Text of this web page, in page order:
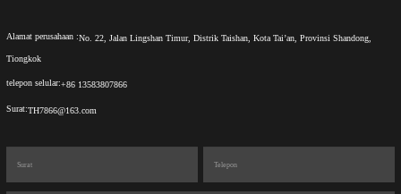
Alamat perusahaan :No. 22, Jalan Lingshan Timur, Distrik Taishan, Kota Tai’an, Provinsi Shandong,
Tiongkok
telepon selular:+86 13583807866
Surat:TH7866@163.com